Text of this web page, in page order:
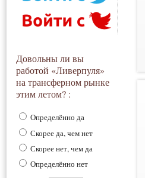
Довольны ли вы
работой «Ливерпуля»
на трансферном рынке
этим летом? :
Определённо да
Скорее да, чем нет
Скорее нет, чем да
Определённо нет